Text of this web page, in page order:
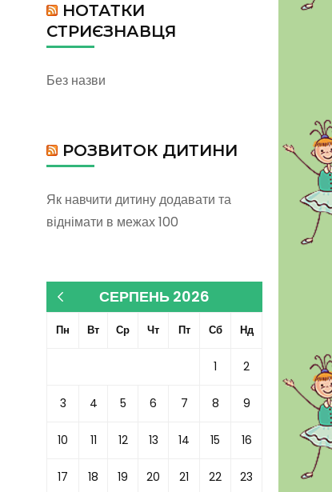
НОТАТКИ
СТРИЄЗНАВЦЯ
Без назви
РОЗВИТОК ДИТИНИ
Як навчити дитину додавати та
віднімати в межах 100
СЕРПЕНЬ 2026
Пн Вт Ср Чт Пт Сб Нд
1 2
3 4 5 6 7 8 9
10 11 12 13 14 15 16
17 18 19 20 21 22 23